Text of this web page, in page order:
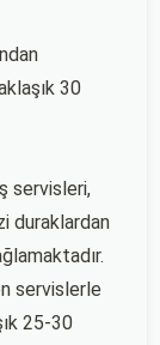
30
servisleri,
duraklardan
servislerle
25-30